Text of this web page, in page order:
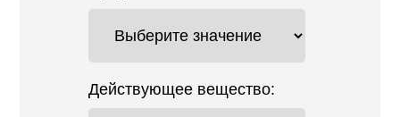
Действующее вещество: